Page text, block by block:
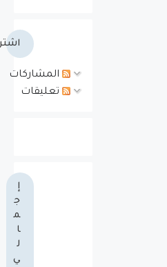
المشاركات
تعليقات
إ
ج
م
ا
ل
ي